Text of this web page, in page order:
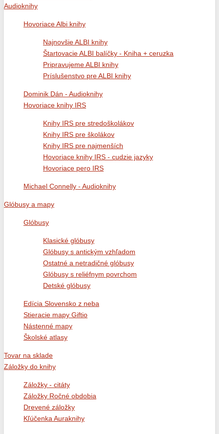
Audioknihy
Hovoriace Albi knihy
Najnovšie ALBI knihy
Štartovacie ALBI balíčky - Kniha + ceruzka
Pripravujeme ALBI knihy
Príslušenstvo pre ALBI knihy
Dominik Dán - Audioknihy
Hovoriace knihy IRS
Knihy IRS pre stredoškolákov
Knihy IRS pre školákov
Knihy IRS pre najmenších
Hovoriace knihy IRS - cudzie jazyky
Hovoriace pero IRS
Michael Connelly - Audioknihy
Glóbusy a mapy
Glóbusy
Klasické glóbusy
Glóbusy s antickým vzhľadom
Ostatné a netradičné glóbusy
Glóbusy s reliéfnym povrchom
Detské glóbusy
Edícia Slovensko z neba
Stieracie mapy Giftio
Nástenné mapy
Školské atlasy
Tovar na sklade
Záložky do knihy
Záložky - citáty
Záložky Ročné obdobia
Drevené záložky
Kľúčenka Auraknihy